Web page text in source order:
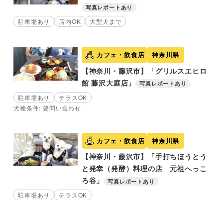
写真レポートあり
駐車場あり 店内OK 大型犬まで
カフェ・飲食店 神奈川県
【神奈川・藤沢市】「グリルスエヒロ
館 藤沢大庭店」
写真レポートあり
駐車場あり
テラスOK
犬種条件: 要問い合わせ
カフェ・飲食店 神奈川県
【神奈川・藤沢市】「手打ちほうとう
と発幸（発酵）料理の店 元祖へっこ
ろ谷」
写真レポートあり
駐車場あり
テラスOK